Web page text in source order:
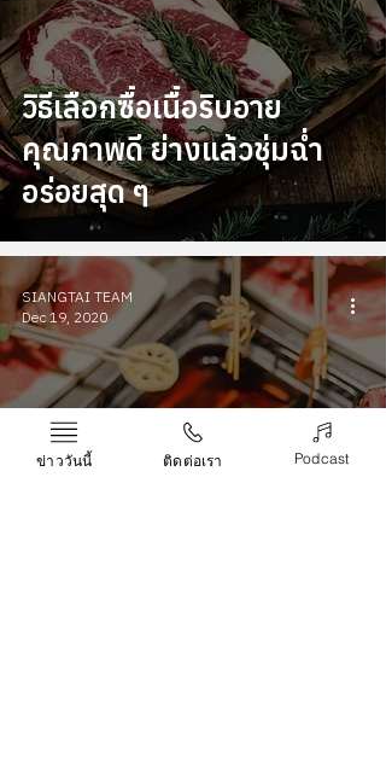
วิธีเลือกซื้อเนื้อริบอาย
คุณภาพดี ย่างแล้วชุ่มฉ่ำ
อร่อยสุด ๆ
เปิดแล้ว Haidilao Central
SIANGTAI TEAM
Dec 19, 2020
ข่าววันนี้ ติดต่อเรา Podcast